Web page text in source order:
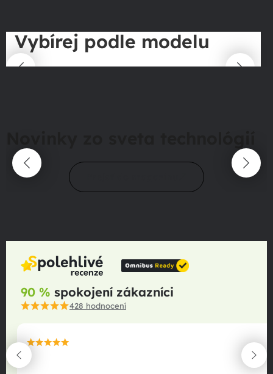
Vybírej podle modelu
90 % spokojení zákazníci
428 hodnocení
maximální spokojenost
22.06.2025